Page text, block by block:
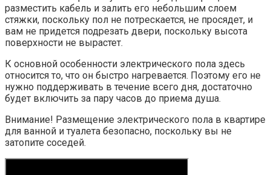
разместить кабель и залить его небольшим слоем
стяжки, поскольку пол не потрескается, не просядет, и
вам не придется подрезать двери, поскольку высота
поверхности не вырастет.
К основной особенности электрического пола здесь
относится то, что он быстро нагревается. Поэтому его не
нужно поддерживать в течение всего дня, достаточно
будет включить за пару часов до приема душа.
Внимание! Размещение электрического пола в квартире
для ванной и туалета безопасно, поскольку вы не
затопите соседей.